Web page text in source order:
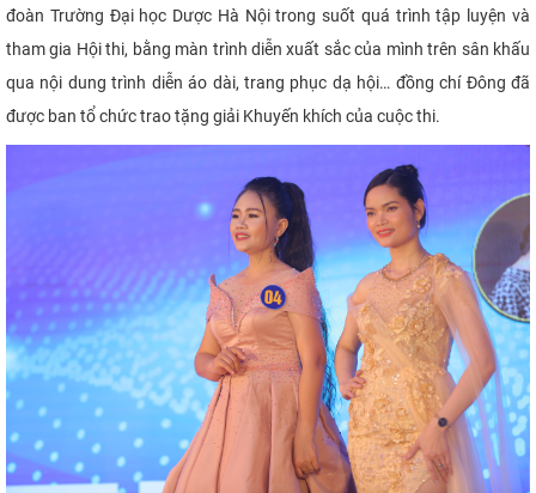
đoàn Trường Đại học Dược Hà Nội trong suốt quá trình tập luyện và
tham gia Hội thi, bằng màn trình diễn xuất sắc của mình trên sân khấu
qua nội dung trình diễn áo dài, trang phục dạ hội… đồng chí Đông đã
được ban tổ chức trao tặng giải Khuyến khích của cuộc thi.